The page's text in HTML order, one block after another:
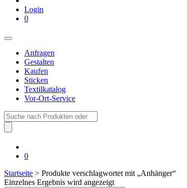
Login
0
Anfragen
Gestalten
Kaufen
Sticken
Textilkatalog
Vor-Ort-Service
Suche
nach:
0
Startseite > Produkte verschlagwortet mit „Anhänger“
Einzelnes Ergebnis wird angezeigt